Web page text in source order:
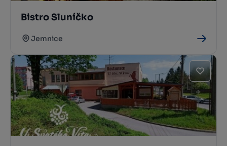
Bistro Sluníčko
Jemnice